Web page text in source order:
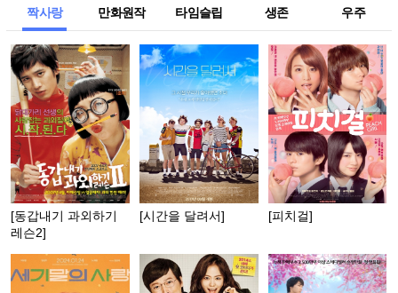
짝사랑 만화원작 타임슬립 생존 우주
[동갑내기 과외하기
레슨2]
[시간을 달려서] [피치걸]